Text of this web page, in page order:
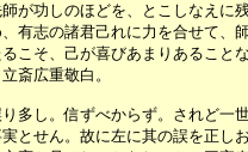
功しのほどを、とこしなえに残
志の諸君己れに力を合せて、師
そ、己が喜びあまりあること
広重敬白。
。信ずべからず。されど一世
ん。故に左に其の誤を正しお